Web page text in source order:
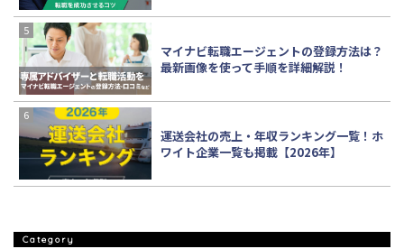
マイナビ転職エージェントの登録方法は？
最新画像を使って手順を詳細解説！
運送会社の売上・年収ランキング一覧！ホ
ワイト企業一覧も掲載【2026年】